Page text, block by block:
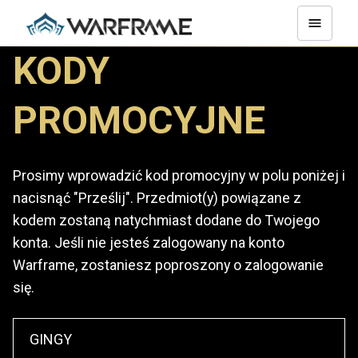
KODY
PROMOCYJNE
Prosimy wprowadzić kod promocyjny w polu poniżej i
nacisnąć "Prześlij". Przedmiot(y) powiązane z
kodem zostaną natychmiast dodane do Twojego
konta. Jeśli nie jesteś zalogowany na konto
Warframe, zostaniesz poproszony o zalogowanie
się.